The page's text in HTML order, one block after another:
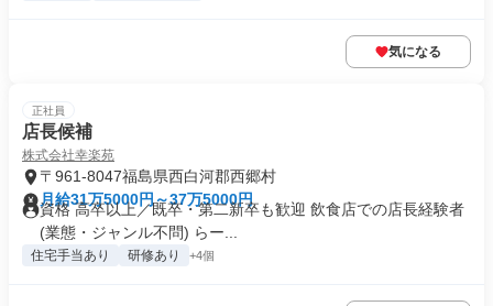
気になる
正社員
店長候補
株式会社幸楽苑
〒961-8047福島県西白河郡西郷村
月給31万5000円～37万5000円
資格 高卒以上／既卒・第二新卒も歓迎 飲食店での店長経験者
(業態・ジャンル不問) らー...
住宅手当あり 研修あり +4個